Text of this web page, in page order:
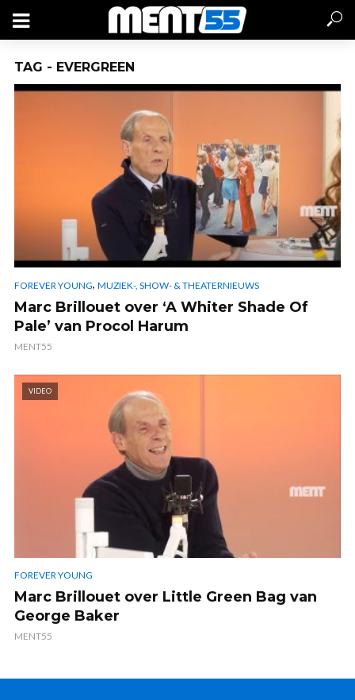
TAG - EVERGREEN
FOREVER YOUNG, MUZIEK-, SHOW- & THEATERNIEUWS
Marc Brillouet over ‘A Whiter Shade Of
Pale’ van Procol Harum
MENT55
VIDEO
FOREVER YOUNG
Marc Brillouet over Little Green Bag van
George Baker
MENT55